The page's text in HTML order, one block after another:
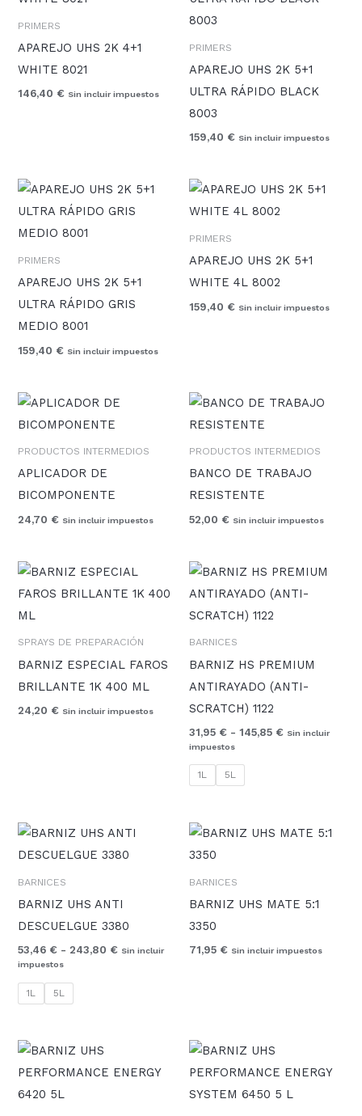
PRIMERS
APAREJO UHS 2K 4+1
WHITE 8021
146,40 € Sin incluir impuestos
PRIMERS
APAREJO UHS 2K 5+1
ULTRA RÁPIDO BLACK
8003
159,40 € Sin incluir impuestos
PRIMERS
APAREJO UHS 2K 5+1
ULTRA RÁPIDO GRIS
MEDIO 8001
159,40 € Sin incluir impuestos
PRIMERS
APAREJO UHS 2K 5+1
WHITE 4L 8002
159,40 € Sin incluir impuestos
PRODUCTOS INTERMEDIOS
APLICADOR DE
BICOMPONENTE
24,70 € Sin incluir impuestos
PRODUCTOS INTERMEDIOS
BANCO DE TRABAJO
RESISTENTE
52,00 € Sin incluir impuestos
SPRAYS DE PREPARACIÓN
BARNIZ ESPECIAL FAROS
BRILLANTE 1K 400 ML
24,20 € Sin incluir impuestos
BARNICES
BARNIZ HS PREMIUM
ANTIRAYADO (ANTI-
SCRATCH) 1122
31,95 € - 145,85 €
Rango
precios:
Sin incluir
impuestos
1L 5L
BARNICES
BARNIZ UHS ANTI
DESCUELGUE 3380
53,46 € - 243,80 €
Rango
precios:
243,80 €
Sin incluir
impuestos
1L 5L
BARNICES
BARNIZ UHS MATE 5:1
3350
71,95 € Sin incluir impuestos